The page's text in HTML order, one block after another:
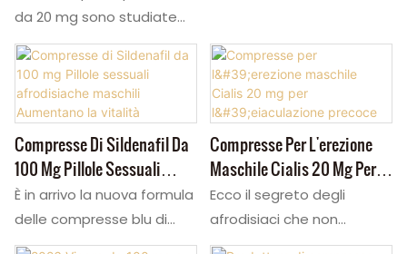
garantiscono risultati
potenti e duraturi.
Possibilità di
personalizzazione.
Contattaci oggi stesso!
compresse maschili in
confezioni
completamente
personalizzabili.
Contattateci per
conoscere i prezzi di
queste efficaci pillole per
le prestazioni maschili.
OEM: Prolungano La Durata
E Aumentano La Resistenza.
da 20 mg sono studiate
per supportare gli uomini
che affrontano problemi di
prestazioni sessuali,
offrendo risultati rapidi e
affidabili. Formulate con
Butea Superba
thailandese naturale e
ingredienti erboristici di
durature e l'eiaculazione
ritardata il nostro
imballaggio
personalizzabile diretto in
fabbrica offre una qualità
premium a prezzi
all'ingrosso perfetti per gli
uomini in cerca di risultati
rapidi in 30 minuti e le
Compresse Di Sildenafil Da
100 Mg Pillole Sessuali
Afrodisiache Maschili
Aumentano La Vitalità
È in arrivo la nuova formula
delle compresse blu di
Sildenafil da 100 mg e delle
Compresse Per L'erezione
Maschile Cialis 20 Mg Per
L'eiaculazione Precoce
Ecco il segreto degli
afrodisiaci che non
conoscevi! Le compresse